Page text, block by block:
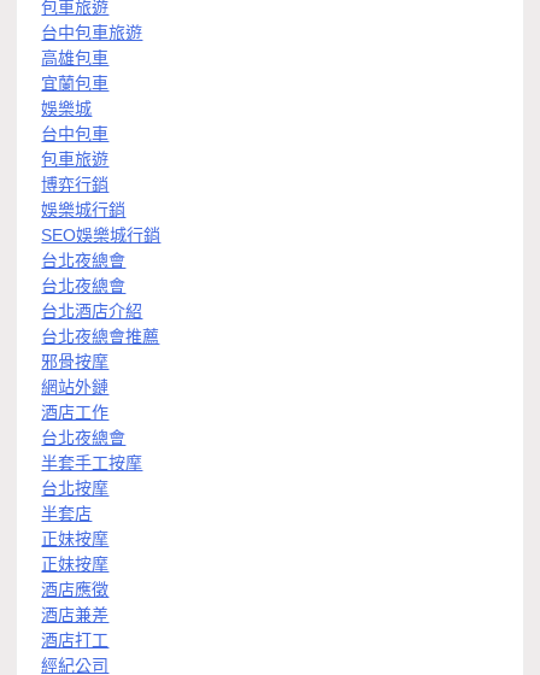
包車旅遊
台中包車旅遊
高雄包車
宜蘭包車
娛樂城
台中包車
包車旅遊
博弈行銷
娛樂城行銷
SEO娛樂城行銷
台北夜總會
台北夜總會
台北酒店介紹
台北夜總會推薦
邪骨按摩
網站外鏈
酒店工作
台北夜總會
半套手工按摩
台北按摩
半套店
正妹按摩
正妹按摩
酒店應徵
酒店兼差
酒店打工
經紀公司